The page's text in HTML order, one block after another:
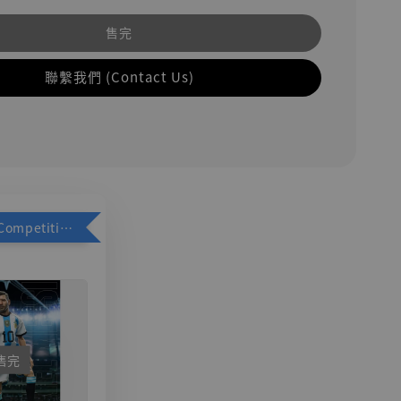
售完
聯繫我們 (Contact Us)
加購優惠【Competitive Toys 梅西 [CM001]】
完